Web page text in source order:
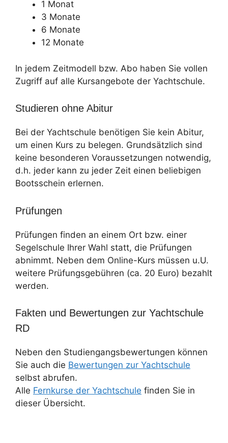
1 Monat
3 Monate
6 Monate
12 Monate
In jedem Zeitmodell bzw. Abo haben Sie vollen
Zugriff auf alle Kursangebote der Yachtschule.
Studieren ohne Abitur
Bei der Yachtschule benötigen Sie kein Abitur,
um einen Kurs zu belegen. Grundsätzlich sind
keine besonderen Voraussetzungen notwendig,
d.h. jeder kann zu jeder Zeit einen beliebigen
Bootsschein erlernen.
Prüfungen
Prüfungen finden an einem Ort bzw. einer
Segelschule Ihrer Wahl statt, die Prüfungen
abnimmt. Neben dem Online-Kurs müssen u.U.
weitere Prüfungsgebühren (ca. 20 Euro) bezahlt
werden.
Fakten und Bewertungen zur Yachtschule
RD
Neben den Studiengangsbewertungen können
Sie auch die Bewertungen zur Yachtschule
selbst abrufen.
Alle Fernkurse der Yachtschule finden Sie in
dieser Übersicht.